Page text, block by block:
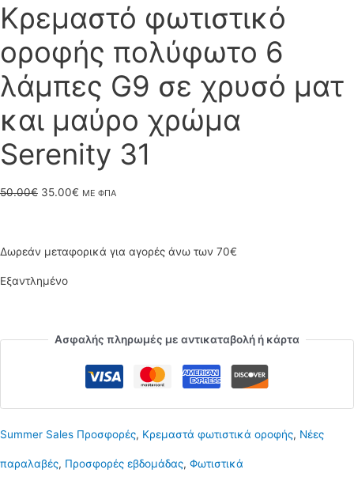
Κρεμαστό φωτιστικό
οροφής πολύφωτο 6
λάμπες G9 σε χρυσό ματ
και μαύρο χρώμα
Serenity 31
50.00€ Original
was:
50.00€.
35.00€ Η
τιμή
ΜΕ ΦΠΑ
Δωρεάν μεταφορικά για αγορές άνω των 70€
Εξαντλημένο
Ασφαλής πληρωμές με αντικαταβολή ή κάρτα
Summer Sales Προσφορές, Κρεμαστά φωτιστικά οροφής, Νέες
παραλαβές, Προσφορές εβδομάδας, Φωτιστικά